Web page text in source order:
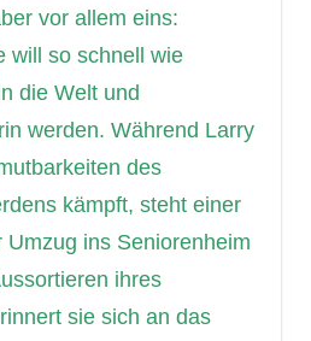
vor allem eins:
will so schnell wie
die Welt und
werden. Während Larry
des
kämpft, steht einer
Umzug ins Seniorenheim
ihres
sie sich an das